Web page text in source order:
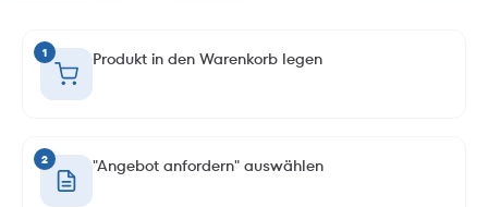
1 Produkt in den Warenkorb legen
2 "Angebot anfordern" auswählen